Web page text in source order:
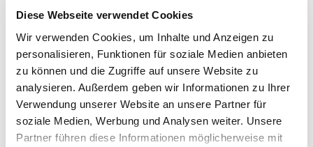
Diese Webseite verwendet Cookies
Wir verwenden Cookies, um Inhalte und Anzeigen zu
personalisieren, Funktionen für soziale Medien anbieten
zu können und die Zugriffe auf unsere Website zu
analysieren. Außerdem geben wir Informationen zu Ihrer
Verwendung unserer Website an unsere Partner für
soziale Medien, Werbung und Analysen weiter. Unsere
Partner führen diese Informationen möglicherweise mit
Bora-Haus